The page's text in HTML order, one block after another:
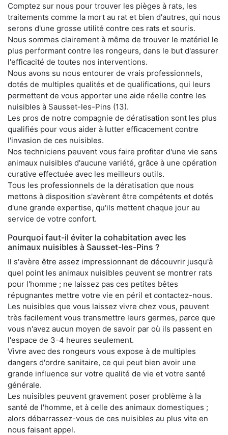
Comptez sur nous pour trouver les pièges à rats, les
traitements comme la mort au rat et bien d'autres, qui nous
serons d'une grosse utilité contre ces rats et souris.
Nous sommes clairement à même de trouver le matériel le
plus performant contre les rongeurs, dans le but d'assurer
l'efficacité de toutes nos interventions.
Nous avons su nous entourer de vrais professionnels,
dotés de multiples qualités et de qualifications, qui leurs
permettent de vous apporter une aide réelle contre les
nuisibles à Sausset-les-Pins (13).
Les pros de notre compagnie de dératisation sont les plus
qualifiés pour vous aider à lutter efficacement contre
l'invasion de ces nuisibles.
Nos techniciens peuvent vous faire profiter d'une vie sans
animaux nuisibles d'aucune variété, grâce à une opération
curative effectuée avec les meilleurs outils.
Tous les professionnels de la dératisation que nous
mettons à disposition s'avèrent être compétents et dotés
d'une grande expertise, qu'ils mettent chaque jour au
service de votre confort.
Pourquoi faut-il éviter la cohabitation avec les
animaux nuisibles à Sausset-les-Pins ?
Il s'avère être assez impressionnant de découvrir jusqu'à
quel point les animaux nuisibles peuvent se montrer rats
pour l'homme ; ne laissez pas ces petites bêtes
répugnantes mettre votre vie en péril et contactez-nous.
Les nuisibles que vous laissez vivre chez vous, peuvent
très facilement vous transmettre leurs germes, parce que
vous n'avez aucun moyen de savoir par où ils passent en
l'espace de 3-4 heures seulement.
Vivre avec des rongeurs vous expose à de multiples
dangers d'ordre sanitaire, ce qui peut bien avoir une
grande influence sur votre qualité de vie et votre santé
générale.
Les nuisibles peuvent gravement poser problème à la
santé de l'homme, et à celle des animaux domestiques ;
alors débarrassez-vous de ces nuisibles au plus vite en
nous faisant appel.